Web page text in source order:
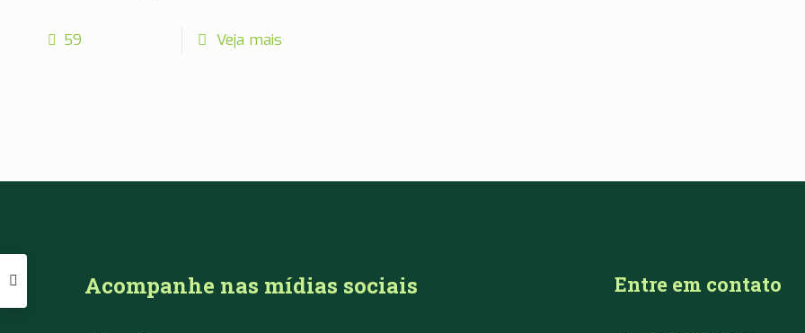
59 Veja mais
Acompanhe nas mídias sociais Entre em contato